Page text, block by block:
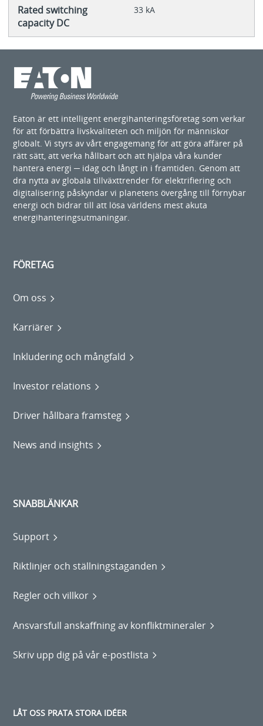
Rated switching
capacity DC
33 kA
Eaton är ett intelligent energihanteringsföretag som verkar
för att förbättra livskvaliteten och miljön för människor
globalt. Vi styrs av vårt engagemang för att göra affärer på
rätt sätt, att verka hållbart och att hjälpa våra kunder
hantera energi ─ idag och långt in i framtiden. Genom att
dra nytta av globala tillväxttrender för elektrifiering och
digitalisering påskyndar vi planetens övergång till förnybar
energi och bidrar till att lösa världens mest akuta
energihanteringsutmaningar.
FÖRETAG
Om oss
Karriärer
Inkludering och mångfald
Investor relations
Driver hållbara framsteg
News and insights
SNABBLÄNKAR
Support
Riktlinjer och ställningstaganden
Regler och villkor
Ansvarsfull anskaffning av konfliktmineraler
Skriv upp dig på vår e-postlista
LÅT OSS PRATA STORA IDÉER